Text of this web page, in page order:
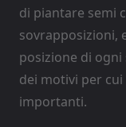
di piantare semi
sovrapposizioni,
posizione di
dei motivi per cui
importanti.